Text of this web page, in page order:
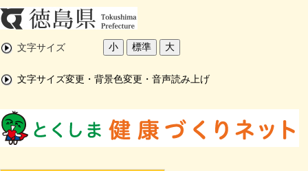
文字サイズ 小 標準 大
文字サイズ変更・背景色変更・音声読み上げ